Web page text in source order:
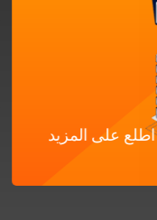
اطلع على المزيد